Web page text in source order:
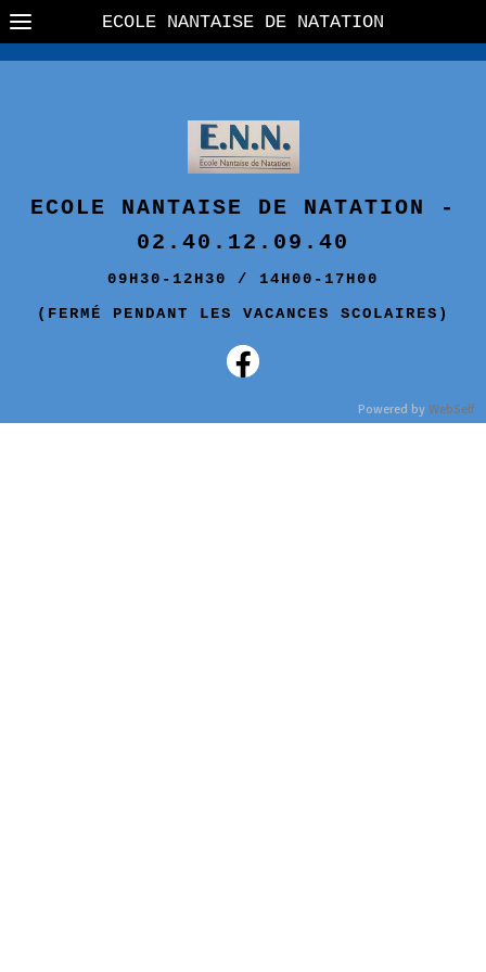
ECOLE NANTAISE DE NATATION
ECOLE NANTAISE DE NATATION -
02.40.12.09.40
09H30-12H30 / 14H00-17H00
(FERMÉ PENDANT LES VACANCES SCOLAIRES)
Powered by WebSelf